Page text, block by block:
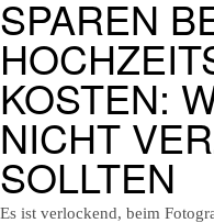
SPAREN
KOSTEN:
NICHT
SOLLTEN
Es ist verlockend, beim